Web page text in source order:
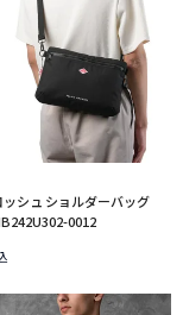
シュ ショルダーバッグ
0012